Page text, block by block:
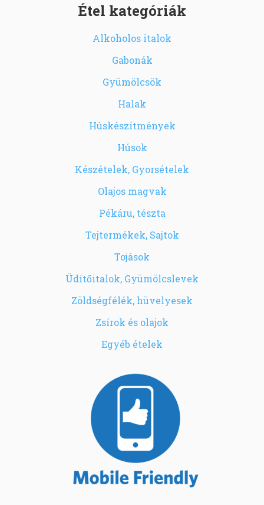
Étel kategóriák
Alkoholos italok
Gabonák
Gyümölcsök
Halak
Húskészítmények
Húsok
Készételek, Gyorsételek
Olajos magvak
Pékáru, tészta
Tejtermékek, Sajtok
Tojások
Üdítőitalok, Gyümölcslevek
Zöldségfélék, hüvelyesek
Zsírok és olajok
Egyéb ételek